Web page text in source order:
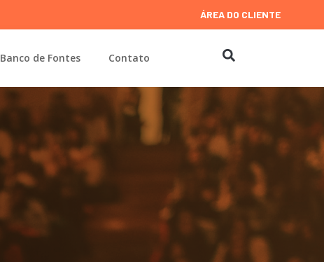
ÁREA DO CLIENTE
Banco de Fontes Contato